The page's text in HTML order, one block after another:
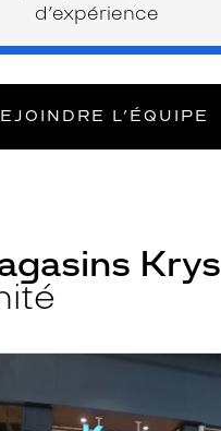
d’expérience
L’ÉQUIPE
Krys